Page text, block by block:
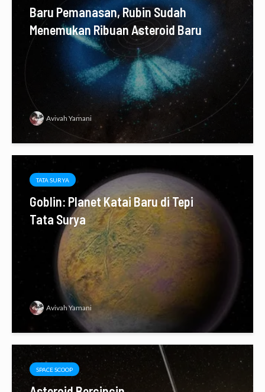
Baru Pemanasan, Rubin Sudah
Menemukan Ribuan Asteroid Baru
Avivah Yamani
TATA SURYA
Goblin: Planet Katai Baru di Tepi
Tata Surya
Avivah Yamani
SPACE SCOOP